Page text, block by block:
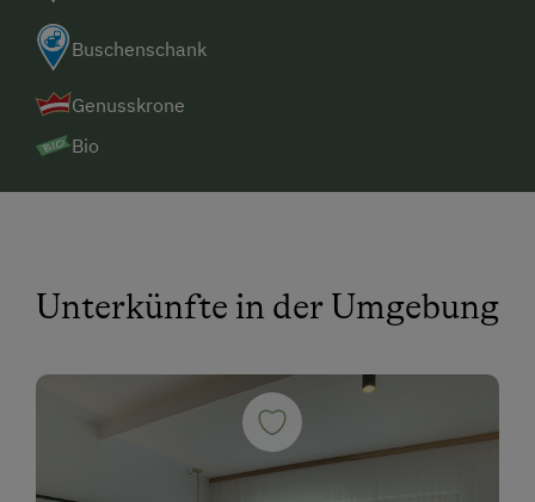
Buschenschank
Genusskrone
Bio
Unterkünfte in der Umgebung